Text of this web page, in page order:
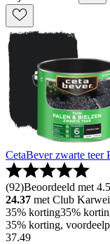
CetaBever zwarte teer
(92)Beoordeeld met
24.37 met Club Karwei
35% korting35%
35% korting,
37.49